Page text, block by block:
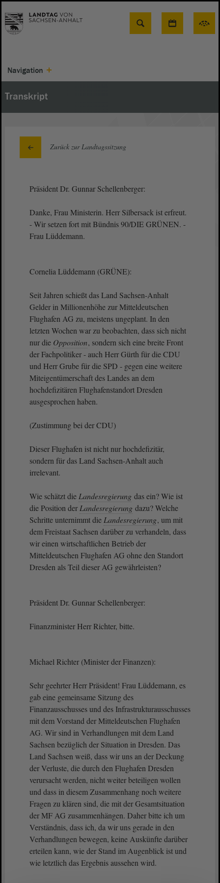
Suche
Navigation
Transkript
Zurück zur Landtagssitzung
Präsident Dr. Gunnar Schellenberger:
Danke, Frau Ministerin. Herr Silbersack ist erfreut.
- Wir setzen fort mit Bündnis 90/DIE GRÜNEN. -
Frau Lüddemann.
Cornelia Lüddemann (GRÜNE):
Seit Jahren schießt das Land Sachsen-Anhalt
Gelder in Millionenhöhe zur Mitteldeutschen
Flughafen AG zu, meistens ungeplant. In den
letzten Wochen war zu beobachten, dass sich nicht
nur die Opposition, sondern sich eine breite Front
der Fachpolitiker - auch Herr Gürth für die CDU
und Herr Grube für die SPD - gegen eine weitere
Miteigentümerschaft des Landes an dem
hochdefizitären Flughafenstandort Dresden
ausgesprochen haben.
(Zustimmung bei der CDU)
Dieser Flughafen ist nicht nur hochdefizitär,
sondern für das Land Sachsen-Anhalt auch
irrelevant.
Wie schätzt die Landesregierung das ein? Wie ist
die Position der Landesregierung dazu? Welche
Schritte unternimmt die Landesregierung, um mit
dem Freistaat Sachsen darüber zu verhandeln, dass
wir einen wirtschaftlichen Betrieb der
Mitteldeutschen Flughafen AG ohne den Standort
Dresden als Teil dieser AG gewährleisten?
Präsident Dr. Gunnar Schellenberger:
Finanzminister Herr Richter, bitte.
Michael Richter (Minister der Finanzen):
Sehr geehrter Herr Präsident! Frau Lüddemann, es
gab eine gemeinsame Sitzung des
Finanzausschusses und des Infrastrukturausschusses
mit dem Vorstand der Mitteldeutschen Flughafen
AG. Wir sind in Verhandlungen mit dem Land
Sachsen bezüglich der Situation in Dresden. Das
Land Sachsen weiß, dass wir uns an der Deckung
der Verluste, die durch den Flughafen Dresden
verursacht werden, nicht weiter beteiligen wollen
und dass in diesem Zusammenhang noch weitere
Fragen zu klären sind, die mit der Gesamtsituation
der MF AG zusammenhängen. Daher bitte ich um
Verständnis, dass ich, da wir uns gerade in den
Verhandlungen bewegen, keine Auskünfte darüber
erteilen kann, wie der Stand im Augenblick ist und
wie letztlich das Ergebnis aussehen wird.